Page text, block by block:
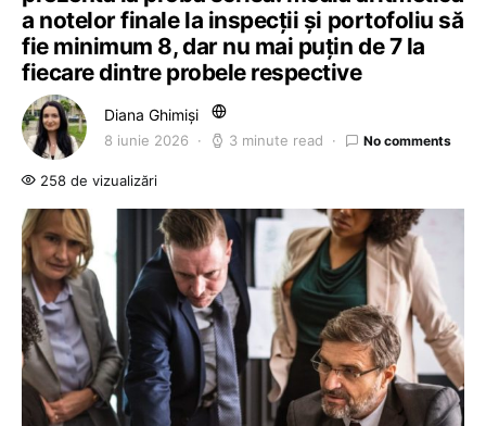
a notelor finale la inspecţii şi portofoliu să
fie minimum 8, dar nu mai puţin de 7 la
fiecare dintre probele respective
Diana Ghimiși
8 iunie 2026 3 minute read No comments
258 de vizualizări